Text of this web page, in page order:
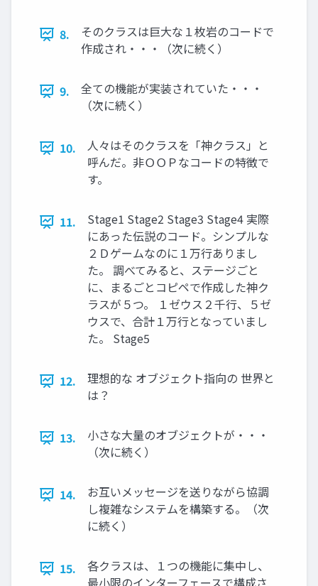
8.
そのクラスは巨大な１枚岩のコードで
作成され・・・（次に続く）
9.
全ての機能が実装されていた・・・
（次に続く）
10.
人々はそのクラスを「神クラス」と
呼んだ。非ＯＯＰなコードの特徴で
す。
11.
Stage1 Stage2 Stage3 Stage4 実際
にあった伝説のコード。シンプルな
２Ｄゲームなのに１万行ありまし
た。 調べてみると、ステージごと
に、まるごとコピペで作成した神ク
ラスが５つ。 １ゼウス２千行、５ゼ
ウスで、合計１万行となっていまし
た。 Stage5
12.
理想的な オブジェクト指向の 世界と
は？
13.
小さな大量のオブジェクトが・・・
（次に続く）
14.
お互いメッセージを送りながら協調
し複雑なシステムを構築する。（次
に続く）
15.
各クラスは、１つの機能に集中し、